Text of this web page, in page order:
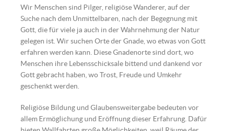
Wir Menschen sind Pilger, religiöse Wanderer, auf der
Suche nach dem Unmittelbaren, nach der Begegnung mit
Gott, die für viele ja auch in der Wahrnehmung der Natur
gelegen ist. Wir suchen Orte der Gnade, wo etwas von Gott
erfahren werden kann. Diese Gnadenorte sind dort, wo
Menschen ihre Lebensschicksale bittend und dankend vor
Gott gebracht haben, wo Trost, Freude und Umkehr
geschenkt werden.
Religiöse Bildung und Glaubensweitergabe bedeuten vor
allem Ermöglichung und Eröffnung dieser Erfahrung. Dafür